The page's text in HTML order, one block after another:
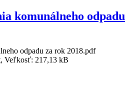
komunálneho odpadu
odpadu za rok 2018.pdf
Veľkosť: 217,13 kB